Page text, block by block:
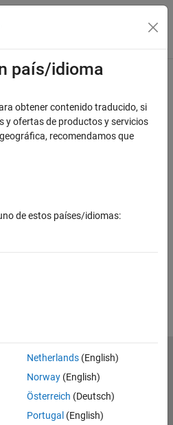
de navegación
útil fue esta traducción?
país/idioma
obtener contenido traducido, si
y ofertas de productos y servicios
recomendamos que
de estos países/idiomas:
Netherlands(English)
Norway(English)
Österreich (Deutsch)
Portugal (English)
comerciales
Estado de las aplicaciones
Inc.